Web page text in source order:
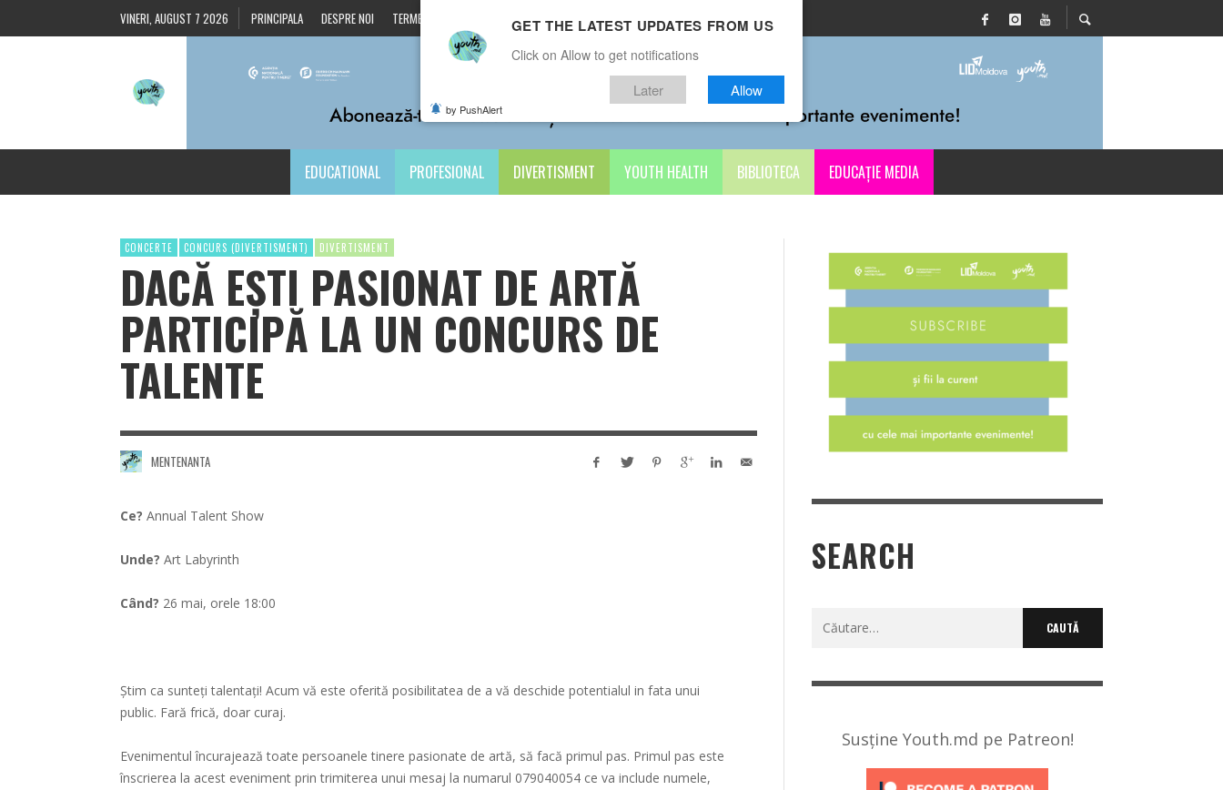
VINERI, AUGUST 7 2026 PRINCIPALA DESPRE NOI TERMENI ȘI CONDIȚII CONTACTE
EDUCATIONAL PROFESIONAL DIVERTISMENT YOUTH HEALTH BIBLIOTECA EDUCAȚIE MEDIA
CONCERTE CONCURS (DIVERTISMENT) DIVERTISMENT
DACĂ EȘTI PASIONAT DE ARTĂ
PARTICIPĂ LA UN CONCURS DE
TALENTE
MENTENANTA
Ce? Annual Talent Show
Unde? Art Labyrinth
Când? 26 mai, orele 18:00
Știm ca sunteți talentați! Acum vă este oferită posibilitatea de a vă deschide potentialul in fata unui
public. Fară frică, doar curaj.
Evenimentul încurajează toate persoanele tinere pasionate de artă, să facă primul pas. Primul pas este
înscrierea la acest eveniment prin trimiterea unui mesaj la numarul 079040054 ce va include numele,
SEARCH
Caută
Susține Youth.md pe Patreon!
GET THE LATEST UPDATES FROM US
Click on Allow to get notifications
Later Allow
by PushAlert